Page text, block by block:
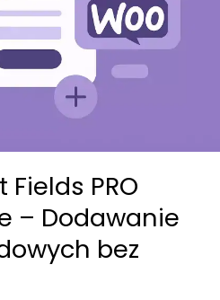
PRO
– Dodawanie
bez